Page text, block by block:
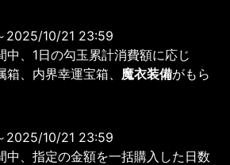
2025/10/21 23:59
中、1日の勾玉累計消費額に応じ
、内界幸運宝箱、 魔衣装備がもら
2025/10/21 23:59
中、指定の金額を一括購入した日数